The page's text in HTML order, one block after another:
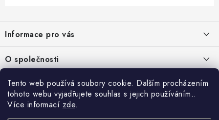
Tento web používá soubory cookie. Dalším procházením
tohoto webu vyjadřujete souhlas s jejich používáním..
Více informací zde.
p
a
t
Informace pro vás
Podmínky ochrany osobních údajů
Reklamace
Vrácení zboží
O společnosti
O nás
Kontakt
AirsoftMorava.cz
AirsoftMorava s.r.o.
T. G. Masaryka 463
Nákupní košík